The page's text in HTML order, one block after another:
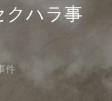
ハラ事
件